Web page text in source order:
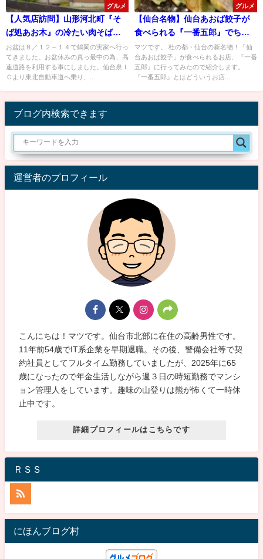
グルメ
【人気店訪問】山形河北町『そ
ば処あお木』の冷たい肉そばが
旨すぎる！
お盆は８／１２～１４で鶴岡の実家へ行っ
てきました。お盆休みの真っ最中の為、高
速道路を利用する事にしました。仙台泉Ｉ
Ｃより東北自動車道へ乗り、...
グルメ
【仙台名物】仙台あおば餃子が
食べられる『一番五郎』でちょ
い呑み！
マツです。 杜の都・仙台の新名物！「仙
台あおば餃子」が食べられるお店、『一番
五郎』に行ってみたので紹介します。
『一番五郎』とはどういうお店...
ブログ内検索できます
運営者のプロフィール
こんにちは！マツです。仙台市北部に在住の高齢男性です。
11年前54歳でIT系企業を早期退職。その後、警備会社等で契
約社員としてフルタイム勤務していましたが、2025年に65
歳になったので年金生活しながら週３日の時短勤務でマンシ
ョン管理人をしています。趣味の山登りは熊が怖くて一時休
止中です。
詳細プロフィールはこちらです
ＲＳＳ
にほんブログ村